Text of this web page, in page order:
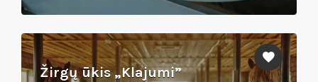
Žirgų ūkis „Klajumi”